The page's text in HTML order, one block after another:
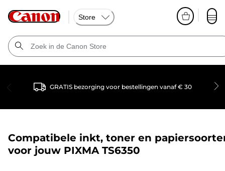
Store
GRATIS bezorging voor bestellingen vanaf € 30
Compatibele inkt, toner en
voor jouw PIXMA TS6350